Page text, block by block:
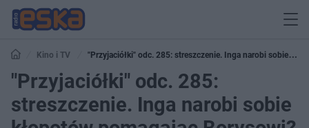
Kino i TV
"Przyjaciółki" odc. 285: streszczenie. Inga narobi sobie
kłopotów pomagając Borysowi?
"Przyjaciółki" odc. 285:
streszczenie. Inga narobi sobie